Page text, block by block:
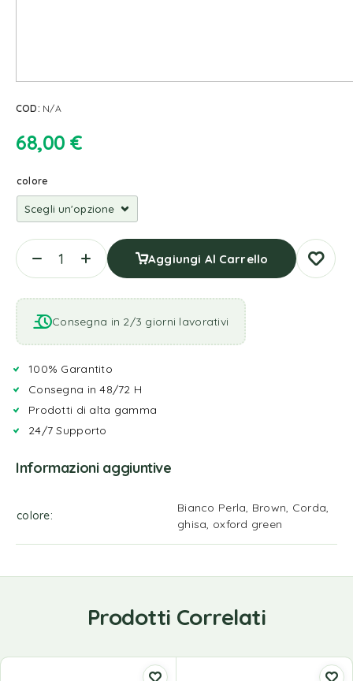
COD: N/A
68,00 €
colore
Aggiungi Al Carrello
Consegna in 2/3 giorni lavorativi
100% Garantito
Consegna in 48/72 H
Prodotti di alta gamma
24/7 Supporto
Informazioni aggiuntive
colore
Bianco Perla, Brown, Corda,
ghisa, oxford green
Prodotti Correlati